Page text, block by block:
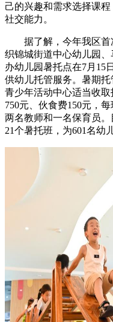
己的兴趣和需求选择课
社交能力。
据了解，今年我区
织锦城街道中心幼儿园
办幼儿园暑托点在7月15
供幼儿托管服务。暑期
青少年活动中心适当收
750元、伙食费150元，
两名教师和一名保育员
21个暑托班，为601名幼